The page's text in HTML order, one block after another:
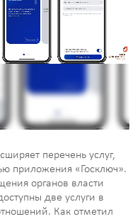
перечень услуг,
приложения «Госключ».
органов власти
две услуги в
Как отметил